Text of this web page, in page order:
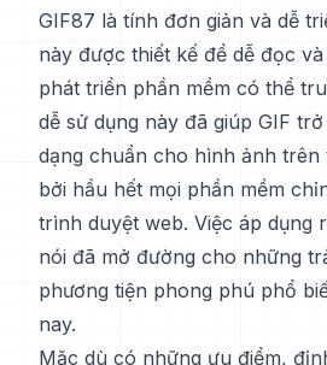
GIF87 là tính đơn giản và dễ
này được thiết kế để dễ đọc
phát triển phần mềm có thể
dễ sử dụng này đã giúp GIF
dạng chuẩn cho hình ảnh
bởi hầu hết mọi phần mềm
trình duyệt web. Việc áp dụng
nói đã mở đường cho những
phương tiện phong phú phổ
nay.
Mặc dù có những ưu điểm,